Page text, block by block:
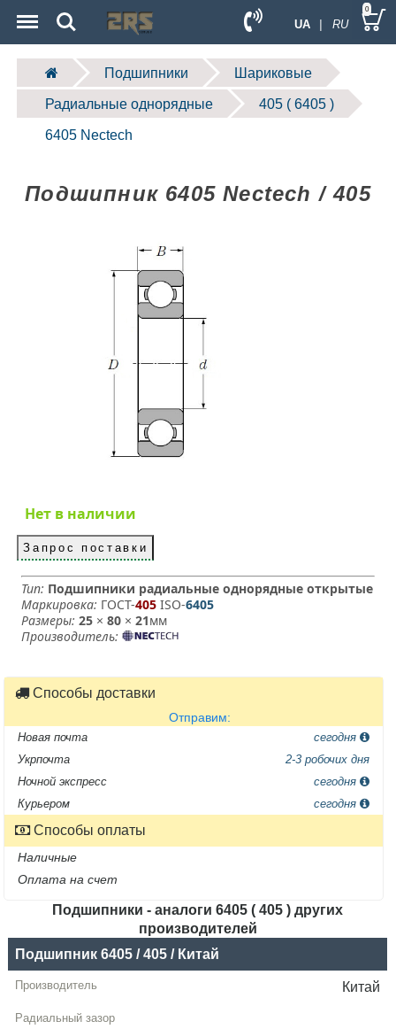
UA | RU
Search 0
Подшипники Шариковые
Радиальные однорядные 405 ( 6405 )
6405 Nectech
Подшипник 6405 Nectech / 405
Нет в наличии
Запрос поставки
Тип: Подшипники радиальные однорядные открытые
Маркировка: ГОСТ-405 ­ ISO-6405
Размеры: 25 ×80 ×21мм
Производитель:
Способы доставки
Отправим:
Новая почта
сегодня
Укрпочта
2-3 робочих дня
Ночной экспресс
сегодня
Курьером
сегодня
Способы оплаты
Наличные
Оплата на счет
Подшипники - аналоги 6405 ( 405 ) других
производителей
Название
Производитель
Радиальный
Подшипник 6405 / 405 / Китай
Китай